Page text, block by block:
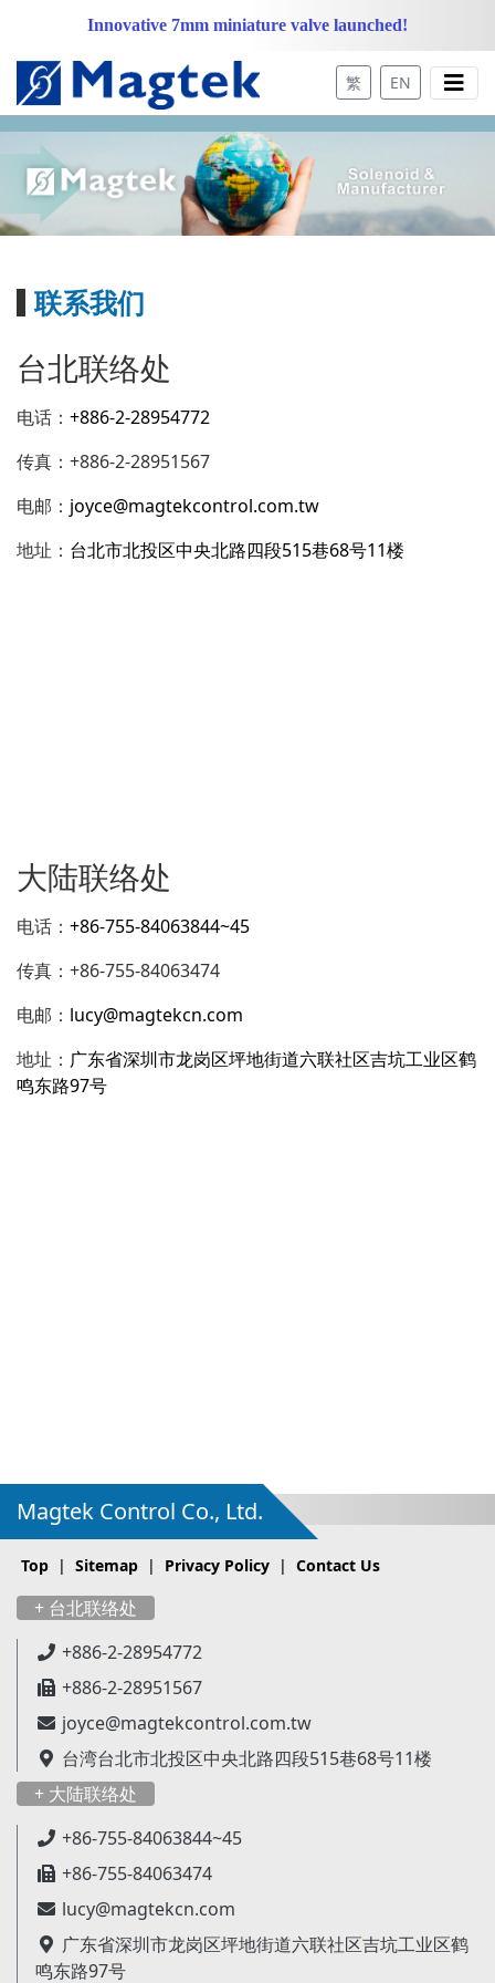
Innovative 7mm miniature valve launched!
繁 EN
联系我们
台北联络处
电话： +886-2-28954772
传真：+886-2-28951567
电邮： joyce@magtekcontrol.com.tw
地址： 台北市北投区中央北路四段515巷68号11楼
大陆联络处
电话： +86-755-84063844~45
传真：+86-755-84063474
电邮： lucy@magtekcn.com
地址： 广东省深圳市龙岗区坪地街道六联社区吉坑工业区鹤
鸣东路97号
Magtek Control Co., Ltd.
Top | Sitemap | Privacy Policy | Contact Us
+ 台北联络处
+886-2-28954772
+886-2-28951567
joyce@magtekcontrol.com.tw
台湾台北市北投区中央北路四段515巷68号11楼
+ 大陆联络处
+86-755-84063844~45
+86-755-84063474
lucy@magtekcn.com
广东省深圳市龙岗区坪地街道六联社区吉坑工业区鹤
鸣东路97号